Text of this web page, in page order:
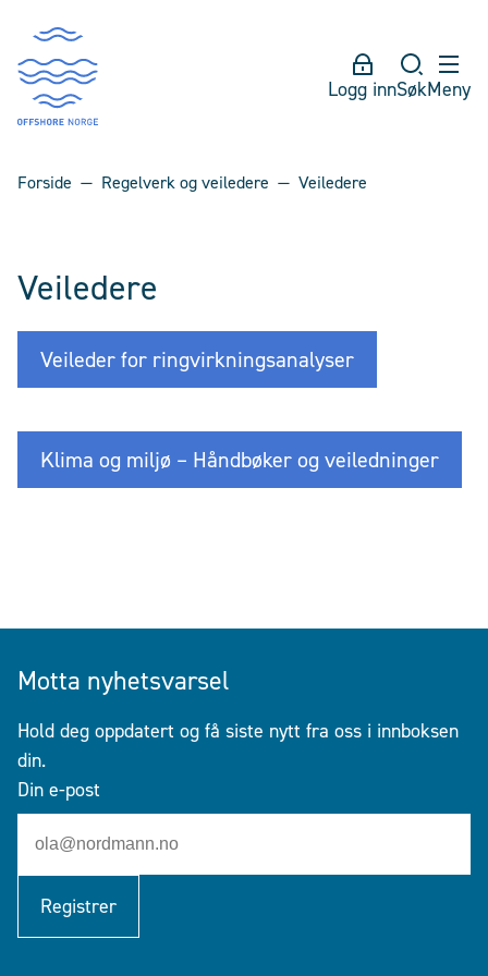
Logg innSøkMeny
Forside Regelverk og veiledere Veiledere
Veiledere
Veileder for ringvirkningsanalyser
Klima og miljø – Håndbøker og veiledninger
Motta nyhetsvarsel
Hold deg oppdatert og få siste nytt fra oss i innboksen
din.
Din e-post
Registrer